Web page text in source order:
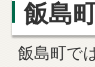
飯島
飯島町で